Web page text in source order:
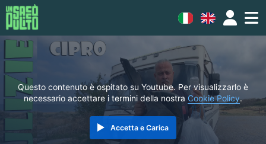
Questo contenuto è ospitato su Youtube. Per visualizzarlo è
necessario accettare i termini della nostra Cookie Policy.
Accetta e Carica